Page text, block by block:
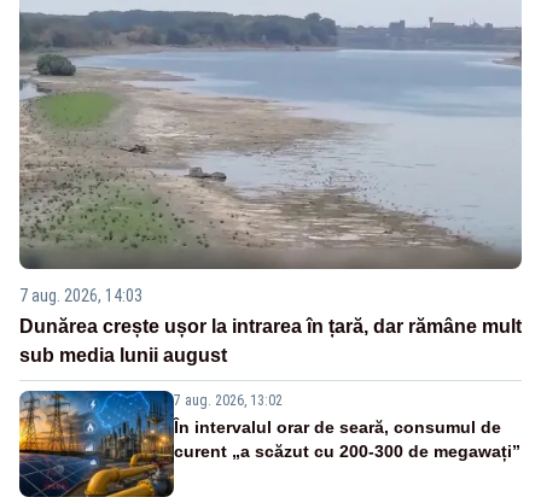
7 aug. 2026, 14:03
Dunărea crește ușor la intrarea în țară, dar rămâne mult
sub media lunii august
7 aug. 2026, 13:02
În intervalul orar de seară, consumul de
curent „a scăzut cu 200-300 de megawați”